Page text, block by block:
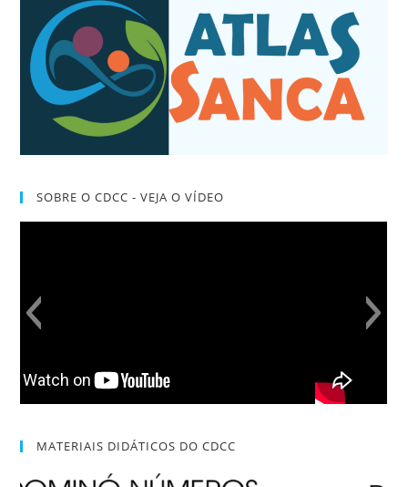
SOBRE O CDCC - VEJA O VÍDEO
MATERIAIS DIDÁTICOS DO CDCC